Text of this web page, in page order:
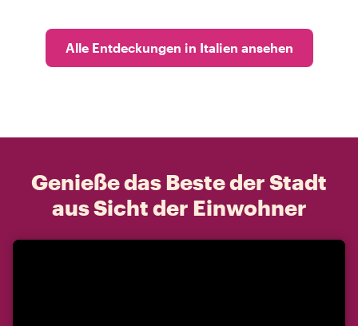
Alle Entdeckungen in Italien ansehen
Genieße das Beste der Stadt
aus Sicht der Einwohner